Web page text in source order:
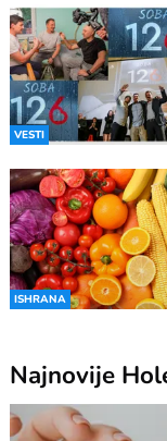
VESTI
ISHRANA
Najnovije